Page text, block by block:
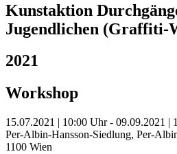
Kunstaktion
Jugendlichen (Graffiti-
2021
Workshop
15.07.2021 | 10:00 Uhr - 09.09.2021 |
Per-Albin-Hansson-Siedlung, Per-
1100 Wien